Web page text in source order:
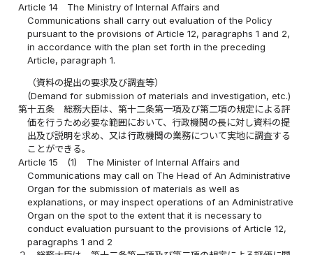
Article 14
The Ministry of Internal Affairs and
Communications shall carry out evaluation of the Policy
pursuant to the provisions of Article 12, paragraphs 1 and 2,
in accordance with the plan set forth in the preceding
Article, paragraph 1.
（資料の提出の要求及び調査等）
(Demand for submission of materials and investigation, etc.)
第十五条
総務大臣は、第十二条第一項及び第二項の規定による評
価を行うため必要な範囲において、行政機関の長に対し資料の提
出及び説明を求め、又は行政機関の業務について実地に調査する
ことができる。
Article 15
(1)
The Minister of Internal Affairs and
Communications may call on The Head of An Administrative
Organ for the submission of materials as well as
explanations, or may inspect operations of an Administrative
Organ on the spot to the extent that it is necessary to
conduct evaluation pursuant to the provisions of Article 12,
paragraphs 1 and 2